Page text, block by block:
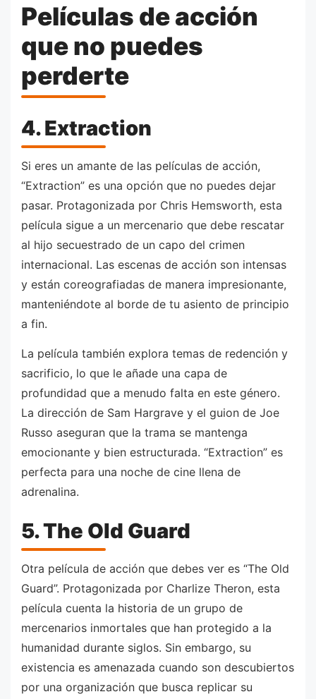
Películas de acción
que no puedes
perderte
4. Extraction
Si eres un amante de las películas de acción,
“Extraction” es una opción que no puedes dejar
pasar. Protagonizada por Chris Hemsworth, esta
película sigue a un mercenario que debe rescatar
al hijo secuestrado de un capo del crimen
internacional. Las escenas de acción son intensas
y están coreografiadas de manera impresionante,
manteniéndote al borde de tu asiento de principio
a fin.
La película también explora temas de redención y
sacrificio, lo que le añade una capa de
profundidad que a menudo falta en este género.
La dirección de Sam Hargrave y el guion de Joe
Russo aseguran que la trama se mantenga
emocionante y bien estructurada. “Extraction” es
perfecta para una noche de cine llena de
adrenalina.
5. The Old Guard
Otra película de acción que debes ver es “The Old
Guard”. Protagonizada por Charlize Theron, esta
película cuenta la historia de un grupo de
mercenarios inmortales que han protegido a la
humanidad durante siglos. Sin embargo, su
existencia es amenazada cuando son descubiertos
por una organización que busca replicar su